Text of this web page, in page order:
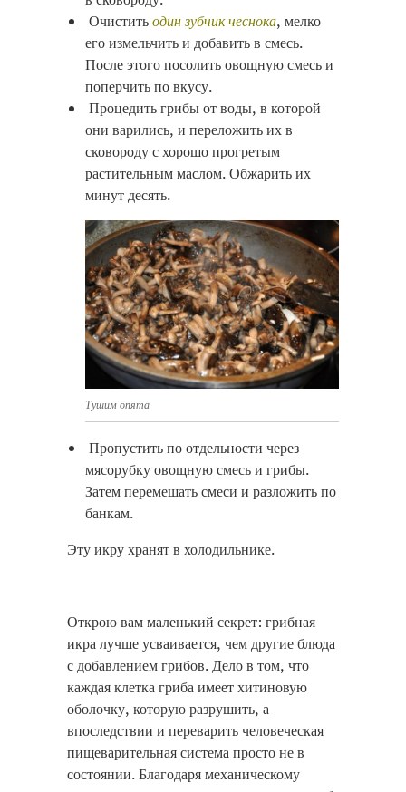
Очиститьодин зубчик чеснока, мелко
его измельчить и добавить в смесь.
После этого посолить овощную смесь и
поперчить по вкусу.
Процедить грибы от воды, в которой
они варились, и переложить их в
сковороду с хорошо прогретым
растительным маслом. Обжарить их
минут десять.
Тушим опята
Пропустить по отдельности через
мясорубку овощную смесь и грибы.
Затем перемешать смеси и разложить по
банкам.
Эту икру хранят в холодильнике.
Открою вам маленький секрет: грибная
икра лучше усваивается, чем другие блюда
с добавлением грибов. Дело в том, что
каждая клетка гриба имеет хитиновую
оболочку, которую разрушить, а
впоследствии и переварить человеческая
пищеварительная система просто не в
состоянии. Благодаря механическому